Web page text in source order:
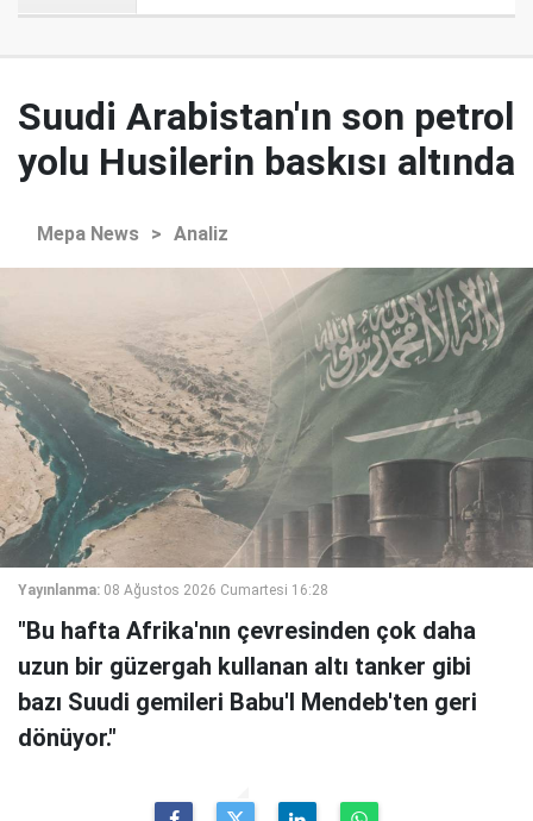
Suudi Arabistan'ın son petrol
yolu Husilerin baskısı altında
Mepa News > Analiz
Yayınlanma: 08 Ağustos 2026 Cumartesi 16:28
"Bu hafta Afrika'nın çevresinden çok daha
uzun bir güzergah kullanan altı tanker gibi
bazı Suudi gemileri Babu'l Mendeb'ten geri
dönüyor."